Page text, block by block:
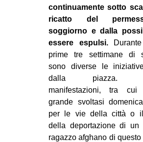
continuamente sotto
ricatto del
soggiorno e dalla
essere espulsi.Durante
prime tre settimane di
sono diverse le
dalla piazza.
manifestazioni, tra
grande svoltasi
per le vie della città o
della deportazione di un
ragazzo afghano di questo